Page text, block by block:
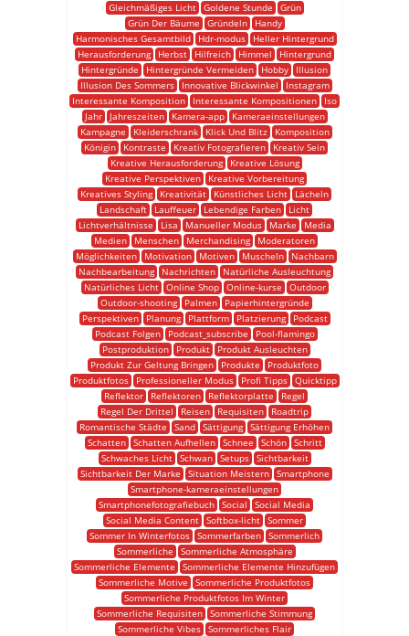
Gleichmäßiges Licht
Goldene Stunde
Grün
Grün Der Bäume
Gründeln
Handy
Harmonisches Gesamtbild
Hdr-modus
Heller Hintergrund
Herausforderung
Herbst Hilfreich Himmel
Hintergrund
Hintergründe
Hintergründe Vermeiden Hobby
Illusion
Illusion Des Sommers
Innovative Blickwinkel
Instagram
Interessante Komposition
Interessante Kompositionen
Iso
Jahr
Jahreszeiten Kamera-app
Kameraeinstellungen
Kampagne
Kleiderschrank Klick Und Blitz
Komposition
Königin
Kontraste Kreativ Fotografieren
Kreativ Sein
Kreative Herausforderung
Kreative Lösung
Kreative Perspektiven
Kreative Vorbereitung
Kreatives Styling
Kreativität Künstliches Licht
Lächeln
Landschaft
Lauffeuer Lebendige Farben
Licht
Lichtverhältnisse
Lisa Manueller Modus Marke
Media
Medien
Menschen Merchandising
Moderatoren
Möglichkeiten
Motivation Motiven Muscheln
Nachbarn
Nachbearbeitung
Nachrichten
Natürliche Ausleuchtung
Natürliches Licht
Online Shop Online-kurse
Outdoor
Outdoor-shooting
Palmen
Papierhintergründe
Perspektiven
Planung Plattform Platzierung
Podcast
Podcast Folgen
Podcast_subscribe
Pool-flamingo
Postproduktion
Produkt
Produkt Ausleuchten
Produkt Zur Geltung Bringen
Produkte
Produktfoto
Produktfotos
Professioneller Modus Profi Tipps
Quicktipp
Reflektor
Reflektoren Reflektorplatte
Regel
Regel Der Drittel
Reisen Requisiten
Roadtrip
Romantische Städte
Sand Sättigung Sättigung Erhöhen
Schatten
Schatten Aufhellen Schnee Schön
Schritt
Schwaches Licht
Schwan Setups
Sichtbarkeit
Sichtbarkeit Der Marke
Situation Meistern
Smartphone
Smartphone-kameraeinstellungen
Smartphonefotografiebuch Social
Social Media
Social Media Content Softbox-licht Sommer
Sommer In Winterfotos Sommerfarben Sommerlich
Sommerliche
Sommerliche Atmosphäre
Sommerliche Elemente
Sommerliche Elemente Hinzufügen
Sommerliche Motive
Sommerliche Produktfotos
Sommerliche Produktfotos Im Winter
Sommerliche Requisiten Sommerliche Stimmung
Sommerliche Vibes Sommerliches Flair